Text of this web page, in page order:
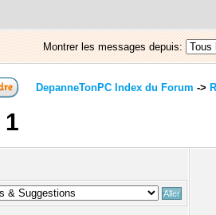
Montrer les messages depuis:
DepanneTonPC Index du Forum ->
1